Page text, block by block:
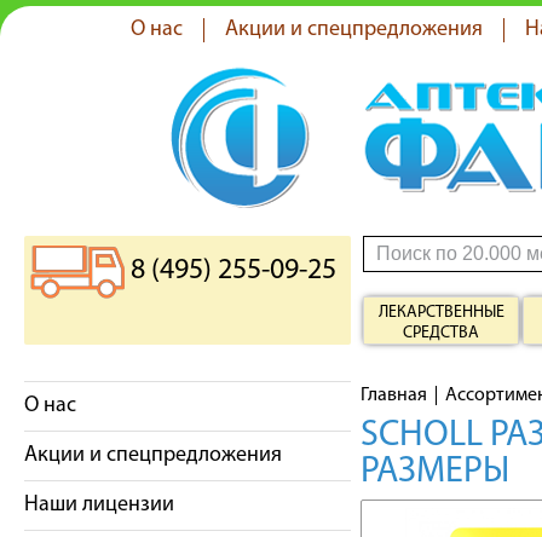
О нас Акции и спецпредложения
8 (495) 255-09-25
ЛЕКАРСТВЕННЫЕ
СРЕДСТВА
О нас
Акции и спецпредложения
Наши лицензии
Главная
SCHOLL
РАЗМЕРЫ